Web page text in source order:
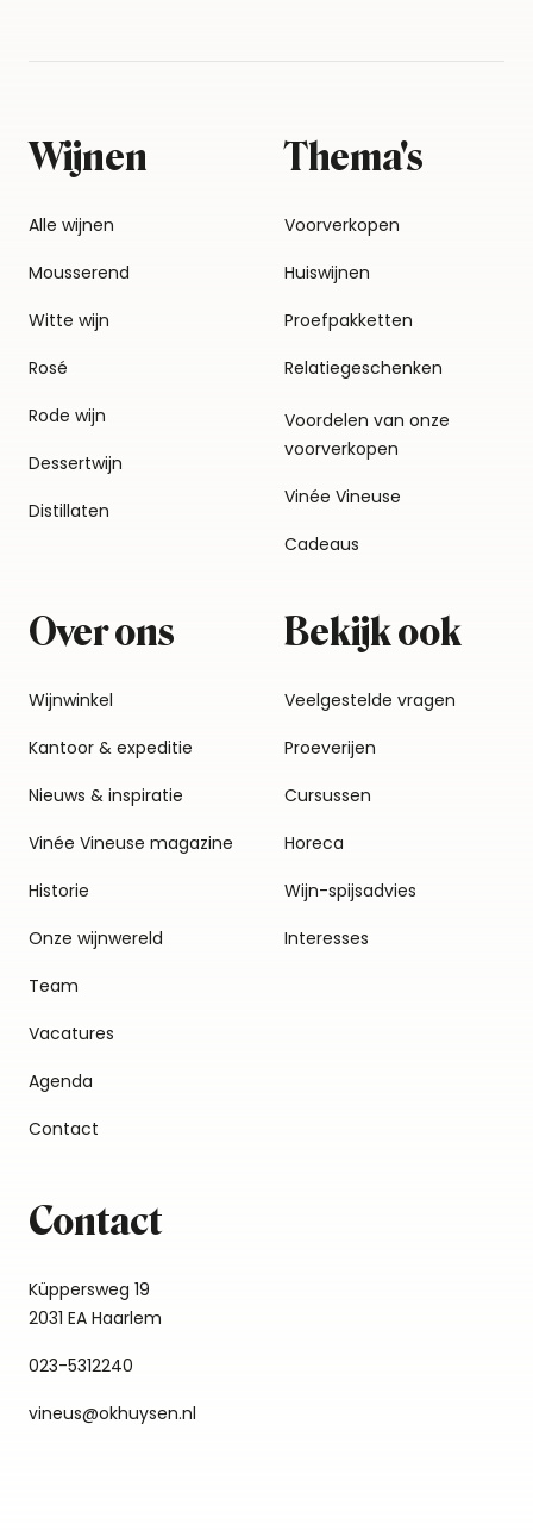
Wijnen
Alle wijnen
Mousserend
Witte wijn
Rosé
Rode wijn
Dessertwijn
Distillaten
Thema's
Voorverkopen
Huiswijnen
Proefpakketten
Relatiegeschenken
Voordelen van onze
voorverkopen
Vinée Vineuse
Cadeaus
Over ons
Wijnwinkel
Kantoor & expeditie
Nieuws & inspiratie
Vinée Vineuse magazine
Historie
Onze wijnwereld
Team
Vacatures
Agenda
Contact
Bekijk ook
Veelgestelde vragen
Proeverijen
Cursussen
Horeca
Wijn-spijsadvies
Interesses
Contact
Küppersweg 19
2031 EA Haarlem
023-5312240
vineus@okhuysen.nl